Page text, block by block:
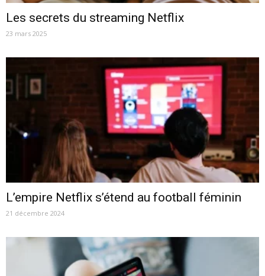
Les secrets du streaming Netflix
23 mars 2025
L’empire Netflix s’étend au football féminin
21 décembre 2024